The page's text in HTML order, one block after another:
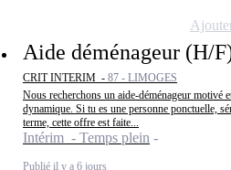
Aide déménageur (H/
CRIT INTERIM - 87 - LIMOGES
Nous recherchons un aide-déménageur motivé
dynamique. Si tu es une personne ponctuelle,
terme, cette offre est faite...
Intérim - Temps plein
Publié il y a 6 jours